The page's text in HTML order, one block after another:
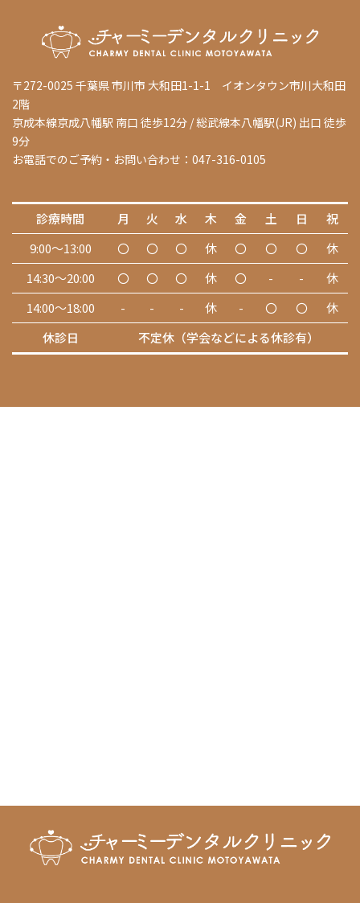
〒272-0025 千葉県 市川市 大和田1-1-1 イオンタウン市川大和田
2階
京成本線京成八幡駅 南口 徒歩12分 / 総武線本八幡駅(JR) 出口 徒歩
9分
お電話でのご予約・お問い合わせ：047-316-0105
診療時間 月 火 水 木 金 土 日
祝
9:00～13:00
〇 〇 〇 休 〇 〇 〇
休
14:30～20:00
〇 〇 〇 休 〇 - -
休
14:00～18:00
- - - 休 - 〇 〇
休
休診日
不定休（学会などによる休診有）